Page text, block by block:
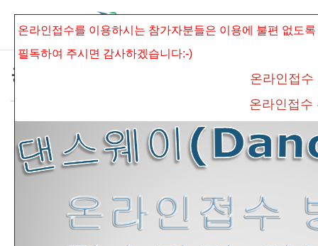
공지사항
* 제16회 보훈전국무용경연대회 실용.외국무
용 대기시간 안내 *
connet 조회 수541 추천 수 0 댓글0
온라인접수를 이용하시는 참가자분들은 이용에 불편 없도록
필독하여 주시면 감사하겠습니다:-)
온라인접수
온라인접
Sketchbook5, 스케치북5
Sketchbook5, 스케치북5